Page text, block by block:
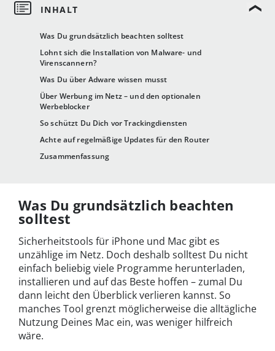
Was Du grundsätzlich beachten solltest
Lohnt sich die Installation von Malware- und
Virenscannern?
Was Du über Adware wissen musst
Über Werbung im Netz – und den optionalen
Werbeblocker
So schützt Du Dich vor Trackingdiensten
Achte auf regelmäßige Updates für den Router
Zusammenfassung
Was Du grundsätzlich beachten
solltest
Sicherheitstools für iPhone und Mac gibt es
unzählige im Netz. Doch deshalb solltest Du nicht
einfach beliebig viele Programme herunterladen,
installieren und auf das Beste hoffen – zumal Du
dann leicht den Überblick verlieren kannst. So
manches Tool grenzt möglicherweise die alltägliche
Nutzung Deines Mac ein, was weniger hilfreich
wäre.